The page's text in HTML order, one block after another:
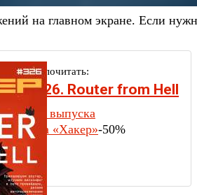
на главном экране. Если
почитать:
#326. Router from Hell
выпуска
на «Хакер»-50%